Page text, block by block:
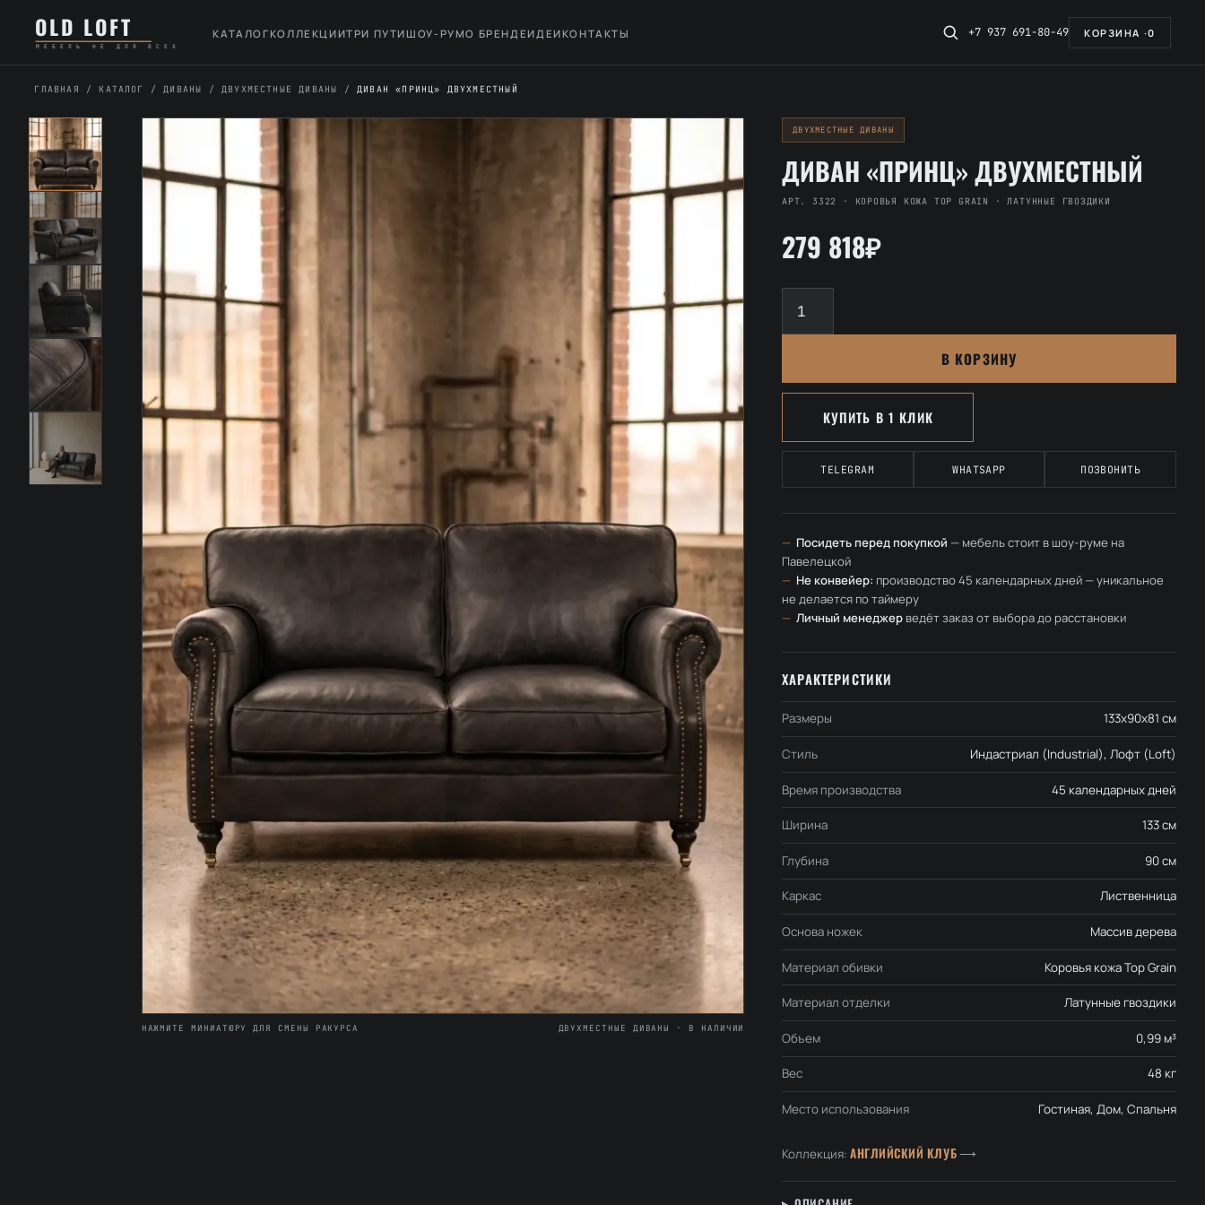
содержимому
содержимому
OLD LOFT
МЕБЕЛЬ НЕ ДЛЯ ВСЕХ
КАТАЛОГКОЛЛЕКЦИИТРИ ПУТИШОУ-РУМО БРЕНДЕИДЕИКОНТАКТЫ +7 937 691-80-49 КОРЗИНА ·0
ГЛАВНАЯ / КАТАЛОГ /ДИВАНЫ / ДВУХМЕСТНЫЕ ДИВАНЫ / ДИВАН «ПРИНЦ» ДВУХМЕСТНЫЙ
НАЖМИТЕ МИНИАТЮРУ ДЛЯ СМЕНЫ РАКУРСА ДВУХМЕСТНЫЕ ДИВАНЫ · В НАЛИЧИИ
ДВУХМЕСТНЫЕ ДИВАНЫ
ДИВАН «ПРИНЦ» ДВУХМЕСТНЫЙ
АРТ. 3322 · КОРОВЬЯ КОЖА TOP GRAIN · ЛАТУННЫЕ ГВОЗДИКИ
279 818₽
товара
двухместный
В КОРЗИНУ
КУПИТЬ В 1 КЛИК
TELEGRAM WHATSAPP ПОЗВОНИТЬ
— Посидеть перед покупкой — мебель стоит в шоу-руме на
Павелецкой
— Не конвейер: производство 45 календарных дней — уникальное
не делается по таймеру
— Личный менеджер ведёт заказ от выбора до расстановки
ХАРАКТЕРИСТИКИ
Размеры 133x90x81 см
Стиль Индастриал (Industrial), Лофт (Loft)
Время производства 45 календарных дней
Ширина 133 см
Глубина 90 см
Каркас Лиственница
Основа ножек Массив дерева
Материал обивки Коровья кожа Top Grain
Материал отделки Латунные гвоздики
Объем 0,99 м³
Вес 48 кг
Место использования Гостиная, Дом, Спальня
Коллекция: АНГЛИЙСКИЙ КЛУБ⟶